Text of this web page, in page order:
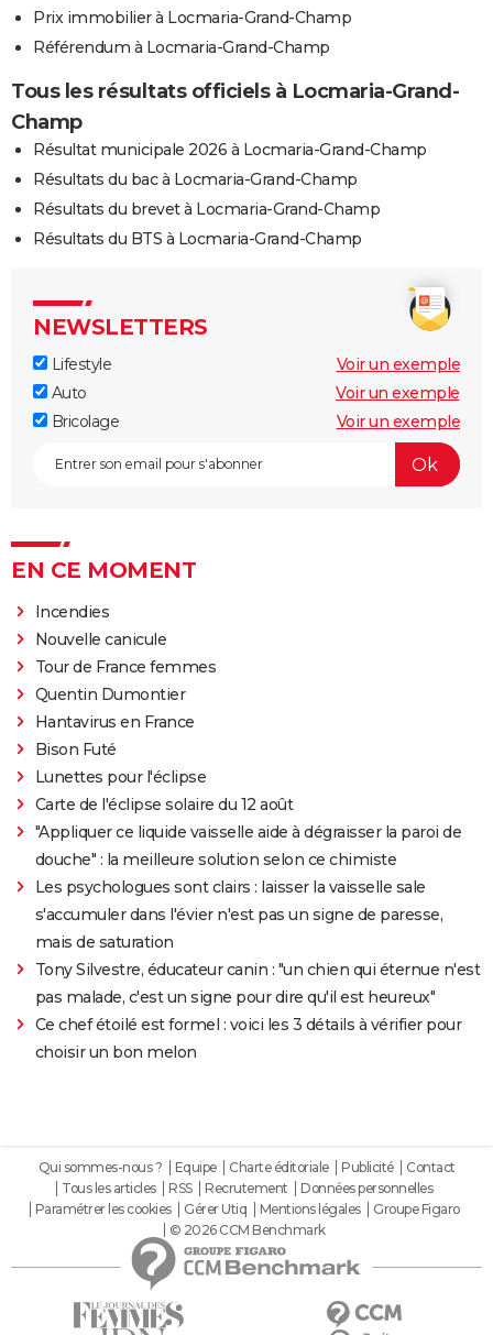
Prix immobilier à Locmaria-Grand-Champ
Référendum à Locmaria-Grand-Champ
Tous les résultats officiels à Locmaria-Grand-
Champ
Résultat municipale 2026 à Locmaria-Grand-Champ
Résultats du bac à Locmaria-Grand-Champ
Résultats du brevet à Locmaria-Grand-Champ
Résultats du BTS à Locmaria-Grand-Champ
NEWSLETTERS
Lifestyle
Voir un exemple
Auto
Voir un exemple
Bricolage
Voir un exemple
EN CE MOMENT
Incendies
Nouvelle canicule
Tour de France femmes
Quentin Dumontier
Hantavirus en France
Bison Futé
Lunettes pour l'éclipse
Carte de l'éclipse solaire du 12 août
"Appliquer ce liquide vaisselle aide à dégraisser la paroi de
douche" : la meilleure solution selon ce chimiste
Les psychologues sont clairs : laisser la vaisselle sale
s'accumuler dans l'évier n'est pas un signe de paresse,
mais de saturation
Tony Silvestre, éducateur canin : "un chien qui éternue n'est
pas malade, c'est un signe pour dire qu'il est heureux"
Ce chef étoilé est formel : voici les 3 détails à vérifier pour
choisir un bon melon
Qui sommes-nous ? Equipe Charte éditoriale Publicité
Contact
Tous les articles
RSS Recrutement
Données personnelles
Paramétrer les cookies
Gérer Utiq Mentions légales
Groupe Figaro
© 2026 CCM Benchmark